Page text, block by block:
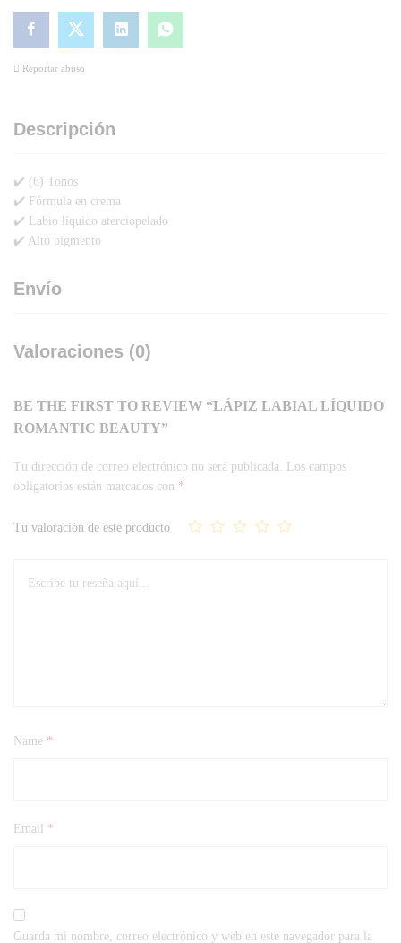
Reportar abuso
Descripción
✔️ (6) Tonos
✔️ Fórmula en crema
✔️ Labio líquido aterciopelado
✔️ Alto pigmento
Envío
Valoraciones (0)
BE THE FIRST TO REVIEW “LÁPIZ LABIAL LÍQUIDO
ROMANTIC BEAUTY”
Tu dirección de correo electrónico no será publicada.
Los campos
obligatorios están marcados con *
Tu valoración de este producto
Name *
Email *
Guarda mi nombre, correo electrónico y web en este navegador para la